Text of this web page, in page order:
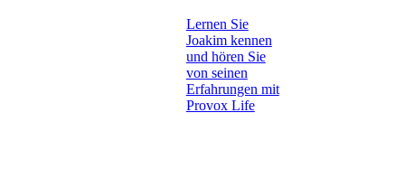
Lernen Sie
Joakim kennen
und hören Sie
von seinen
Erfahrungen mit
Provox Life